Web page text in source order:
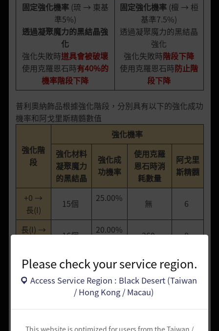
Please check your service region.
Access Service Region : Black Desert (Taiwan
/ Hong Kong / Macau)
固定強化機率(琉 → 東基
準5%)
透過凝聚魔力的黑結晶強
化
強化失敗時道具會被破壞
使用克羅恩石時有40%的
機率階段下降
固定強化機率(檀 → 桓
基準7.5%)
透過凝聚魔力的黑結晶
強化
強化失敗時階段下降
使用克羅恩石時防止階
段下降
普利奧納飾品根據強化階段，分別具有以下的強化成功
機率和阿戈里斯精髓數值
強化階
段
強化機率
強化材料
凝聚魔力
的黑結晶
強化成
功機率
使用克羅
恩石時消
耗數量
阿戈里
斯精髓
+0 →
長(I)
15個 25.00% 無 6
長(I) →
16個 20.00% 360 8
廣(II) →
17個 15.00% 670 10
13.00%